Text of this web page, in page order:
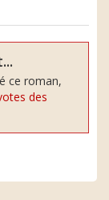
ce roman,
des